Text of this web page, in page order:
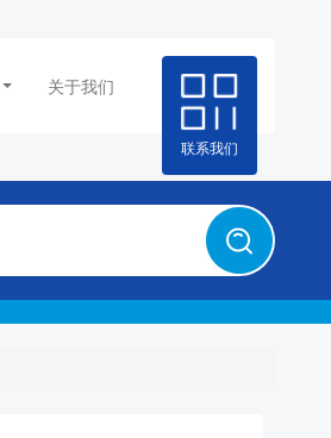
关于我们
联系我们